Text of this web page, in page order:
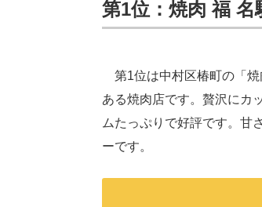
第1位：焼肉 福 名
第1位は中村区椿町の「焼
ある焼肉店です。贅沢にカ
ムたっぷりで好評です。甘
ーです。